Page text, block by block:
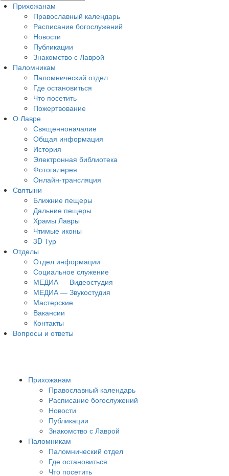
Прихожанам
Православный календарь
Расписание богослужений
Новости
Публикации
Знакомство с Лаврой
Паломникам
Паломнический отдел
Где остановиться
Что посетить
Пожертвование
О Лавре
Священноначалие
Общая информация
История
Электронная библиотека
Фотогалерея
Онлайн-трансляция
Святыни
Ближние пещеры
Дальние пещеры
Храмы Лавры
Чтимые иконы
3D Тур
Отделы
Отдел информации
Социальное служение
МЕДИА — Видеостудия
МЕДИА — Звукостудия
Мастерские
Вакансии
Контакты
Вопросы и ответы
Прихожанам
Православный календарь
Расписание богослужений
Новости
Публикации
Знакомство с Лаврой
Паломникам
Паломнический отдел
Где остановиться
Что посетить